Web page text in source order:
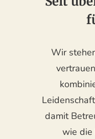
Wir
damit
wie die